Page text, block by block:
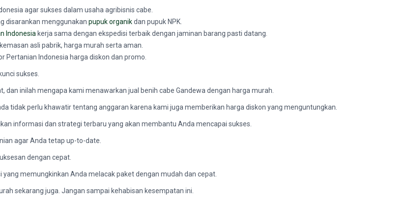
agar sukses dalam usaha agribisnis cabe.
disarankan menggunakan pupuk organikdan pupuk NPK.
Indonesia kerja sama dengan ekspedisi terbaik dengan jaminan barang pasti datang.
asli pabrik, harga murah serta aman.
Pertanian Indonesia harga diskon dan promo.
sukses.
inilah mengapa kami menawarkan jual benih cabe Gandewa dengan harga murah.
tidak perlu khawatir tentang anggaran karena kami juga memberikan harga diskon yang menguntungkan.
informasi dan strategi terbaru yang akan membantu Anda mencapai sukses.
agar Anda tetap up-to-date.
dengan cepat.
memungkinkan Anda melacak paket dengan mudah dan cepat.
sekarang juga. Jangan sampai kehabisan kesempatan ini.